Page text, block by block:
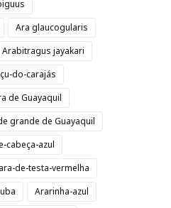
Ara glaucogularis
Arabitragus jayakari
do-carajás
de Guayaquil
grande de Guayaquil
cabeça-azul
de-testa-vermelha
Ararinha-azul